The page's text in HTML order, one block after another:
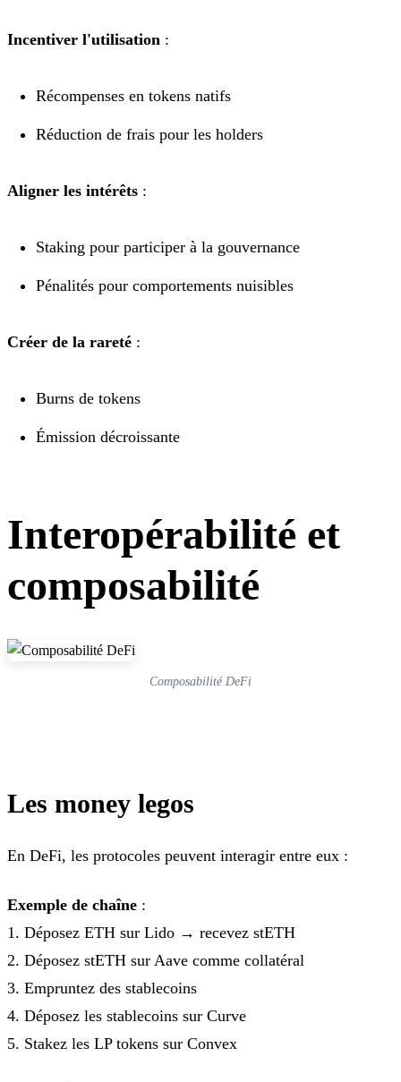
Incentiver l'utilisation :
Récompenses en tokens natifs
Réduction de frais pour les holders
Aligner les intérêts :
Staking pour participer à la gouvernance
Pénalités pour comportements nuisibles
Créer de la rareté :
Burns de tokens
Émission décroissante
Interopérabilité et
composabilité
Composabilité DeFi
Les money legos
En DeFi, les protocoles peuvent interagir entre eux :
Exemple de chaîne :
1. Déposez ETH sur Lido → recevez stETH
2. Déposez stETH sur Aave comme collatéral
3. Empruntez des stablecoins
4. Déposez les stablecoins sur Curve
5. Stakez les LP tokens sur Convex